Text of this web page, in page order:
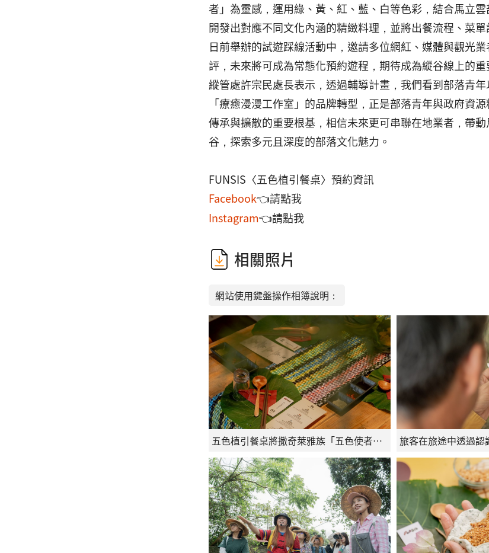
者」為靈感，運用綠、黃、紅、藍、白等色彩，結合馬立
開發出對應不同文化內涵的精緻料理，並將出餐流程、菜
日前舉辦的試遊踩線活動中，邀請多位網紅、媒體與觀光
評，未來將可成為常態化預約遊程，期待成為縱谷線上的
縱管處許宗民處長表示，透過輔導計畫，我們看到部落青
「療癒漫漫工作室」的品牌轉型，正是部落青年與政府資
傳承與擴散的重要根基，相信未來更可串聯在地業者，帶
谷，探索多元且深度的部落文化魅力。
FUNSIS〈五色植引餐桌〉預約資訊
Facebook👈請點我
Instagram👈請點我
相關照片
網站使用鍵盤操作相簿說明：
五色植引餐桌將撒奇萊雅族「五色使者」開發出對應不同文化內涵的精緻料理